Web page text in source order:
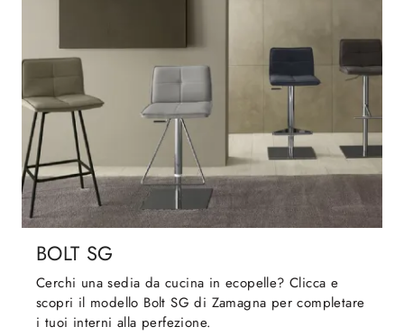
BOLT SG
Cerchi una sedia da cucina in ecopelle? Clicca e
scopri il modello Bolt SG di Zamagna per completare
i tuoi interni alla perfezione.